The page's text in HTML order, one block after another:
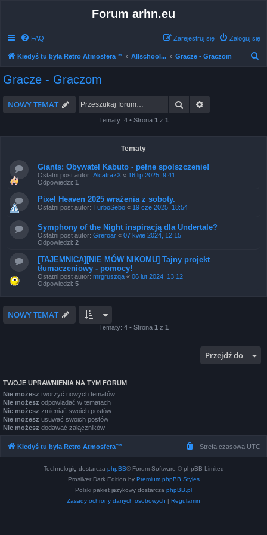
Forum arhn.eu
FAQ Zaloguj się
Zarejestruj się
Kiedyś tu była Retro Atmosfera™ Allschool... Gracze - Graczom
Gracze - Graczom
NOWY TEMAT Szukaj
Tematy: 4 • Strona 1 z 1
Tematy
Giants: Obywatel Kabuto - pełne spolszczenie!
Ostatni post autor: AlcatrazX « 16 lip 2025, 9:41
Odpowiedzi: 1
Pixel Heaven 2025 wrażenia z soboty.
Ostatni post autor: TurboSebo « 19 cze 2025, 18:54
Symphony of the Night inspiracją dla Undertale?
Ostatni post autor: Greroar « 07 kwie 2024, 12:15
Odpowiedzi: 2
[TAJEMNICA][NIE MÓW NIKOMU] Tajny projekt
tłumaczeniowy - pomocy!
Ostatni post autor: mrgruszqa « 06 lut 2024, 13:12
Odpowiedzi: 5
NOWY TEMAT
Tematy: 4 • Strona 1 z 1
Przejdź do
TWOJE UPRAWNIENIA NA TYM FORUM
Nie możesz tworzyć nowych tematów
Nie możesz odpowiadać w tematach
Nie możesz zmieniać swoich postów
Nie możesz usuwać swoich postów
Nie możesz dodawać załączników
Kiedyś tu była Retro Atmosfera™ Strefa czasowa UTC
Technologię dostarcza phpBB® Forum Software © phpBB Limited
Prosilver Dark Edition by Premium phpBB Styles
Polski pakiet językowy dostarcza phpBB.pl
Zasady ochrony danych osobowych | Regulamin